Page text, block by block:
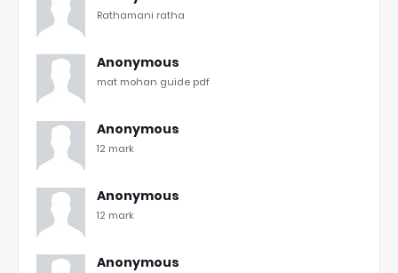
Rathamani ratha
Anonymous
mat mohan guide pdf
Anonymous
12 mark
Anonymous
12 mark
Anonymous